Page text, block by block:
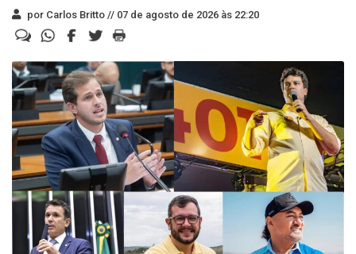
por Carlos Britto // 07 de agosto de 2026 às 22:20